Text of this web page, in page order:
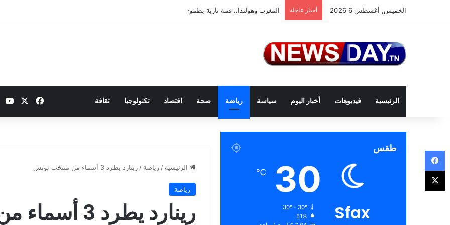
الخميس, أغسطس 6 2026 أخبار عاجلة المغرب وهولندا.. قمة نارية بطموح التأهل إلى ثمن النهائي
الرئيسية فيديوهات أخبار اليوم سياسة رياضة صحة اقتصاد تكنولوجيا ثقافة فيسبوك
الرئيسية / رياضة / رينارد يطرد 3 أسماء من منتخب تونس
رياضة
رينارد يطرد 3 أسماء من منتخب تونس
طقس
Sfax
30
℃
30º - 30º
51%
فيسبوك
‫X